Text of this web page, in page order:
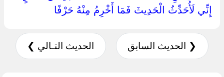
‏إِنِّي لَأُحَدِّثُ الْحَدِيثَ فَمَا أَخْرِمُ مِنْهُ حَرْفًا ‏
❮ الحديث السابق الحديث التـالي ❯